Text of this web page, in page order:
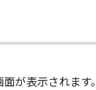
が表示されます。